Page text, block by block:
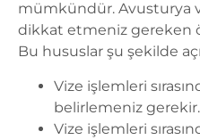
mümkündür. Avusturya
dikkat etmeniz gereken
Bu hususlar şu şekilde
Vize işlemleri
belirlemeniz gerekir.
Vize işlemleri